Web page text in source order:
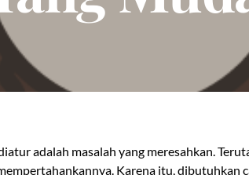
adalah masalah yang meresahkan.
Karena itu, dibutuhkan